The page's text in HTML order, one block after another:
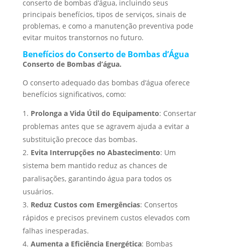
conserto de bombas d’água, incluindo seus
principais benefícios, tipos de serviços, sinais de
problemas, e como a manutenção preventiva pode
evitar muitos transtornos no futuro.
Benefícios do Conserto de Bombas d’Água
Conserto de Bombas d’água.
O conserto adequado das bombas d’água oferece
benefícios significativos, como:
Prolonga a Vida Útil do Equipamento: Consertar
problemas antes que se agravem ajuda a evitar a
substituição precoce das bombas.
Evita Interrupções no Abastecimento: Um
sistema bem mantido reduz as chances de
paralisações, garantindo água para todos os
usuários.
Reduz Custos com Emergências: Consertos
rápidos e precisos previnem custos elevados com
falhas inesperadas.
Aumenta a Eficiência Energética: Bombas